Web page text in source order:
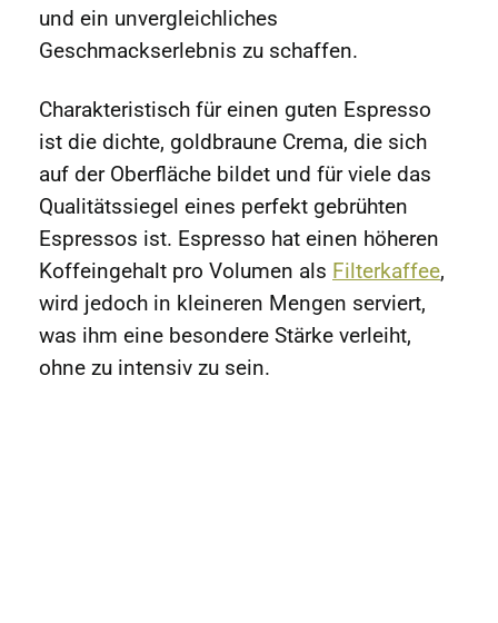
und ein unvergleichliches
Geschmackserlebnis zu schaffen.
Charakteristisch für einen guten Espresso
ist die dichte, goldbraune Crema, die sich
auf der Oberfläche bildet und für viele das
Qualitätssiegel eines perfekt gebrühten
Espressos ist. Espresso hat einen höheren
Koffeingehalt pro Volumen als Filterkaffee,
wird jedoch in kleineren Mengen serviert,
was ihm eine besondere Stärke verleiht,
ohne zu intensiv zu sein.